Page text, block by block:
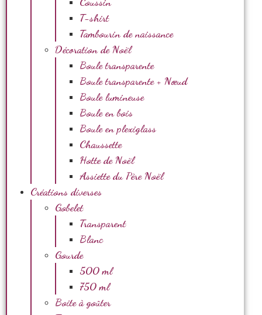
T-shirt
Tambourin de naissance
Décoration de Noël
Boule transparente
Boule transparente + Nœud
Boule lumineuse
Boule en bois
Boule en plexiglass
Chaussette
Hotte de Noël
Assiette du Père Noël
Créations diverses
Gobelet
Transparent
Blanc
Gourde
500 ml
750 ml
Boite à goûter